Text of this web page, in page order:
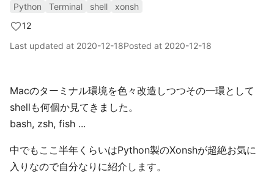
Python Terminal shell
xonsh
12
Last updated at 2020-12-18Posted at 2020-12-18
Macのターミナル環境を色々改造しつつその一環として
shellも何個か見てきました。
bash, zsh, fish ...
中でもここ半年くらいはPython製のXonshが超絶お気に
入りなので自分なりに紹介します。